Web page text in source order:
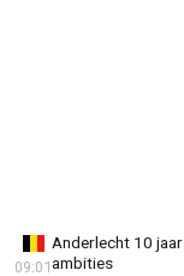
Anderlecht 10
ambities
09:01